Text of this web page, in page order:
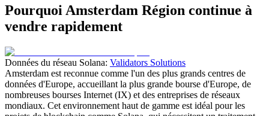
Pourquoi Amsterdam Région continue à
vendre rapidement
Données du réseau Solana: Validators Solutions
Amsterdam est reconnue comme l'un des plus grands centres de
données d'Europe, accueillant la plus grande bourse d'Europe, de
nombreuses bourses Internet (IX) et des entreprises de réseaux
mondiaux. Cet environnement haut de gamme est idéal pour les